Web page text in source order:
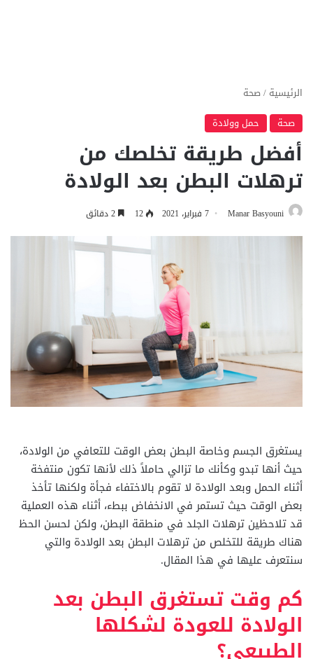
الرئيسية /صحة
صحة
حمل وولادة
أفضل طريقة تخلصك من
ترهلات البطن بعد الولادة
Manar Basyouni 7 فبراير، 2021 12
يستغرق الجسم وخاصة البطن بعض الوقت للتعافي من الولادة،
حيث أنها تبدو وكأنك ما تزالي حاملاً ذلك لأنها تكون منتفخة
أثناء الحمل وبعد الولادة لا تقوم بالاختفاء فجأة ولكنها تأخذ
بعض الوقت حيث تستمر في الانخفاض ببطء، أثناء هذه العملية
قد تلاحظين ترهلات الجلد في منطقة البطن، ولكن لحسن الحظ
هناك طريقة للتخلص من ترهلات البطن بعد الولادة والتي
سنتعرف عليها في هذا المقال.
كم وقت تستغرق البطن بعد
الولادة للعودة لشكلها
الطبيعي؟